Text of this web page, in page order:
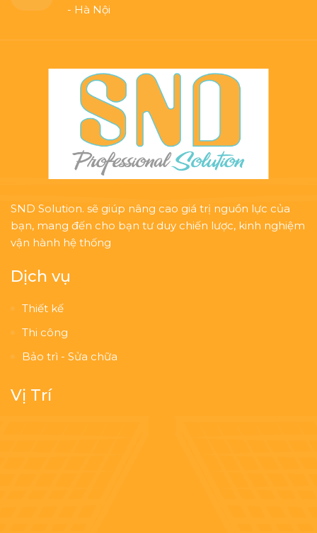
- Hà Nội
SND Solution. sẽ giúp nâng cao giá trị nguồn lực của
bạn, mang đến cho bạn tư duy chiến lược, kinh nghiệm
vận hành hệ thống
Dịch vụ
Thiết kế
Thi công
Bảo trì - Sửa chữa
Vị Trí